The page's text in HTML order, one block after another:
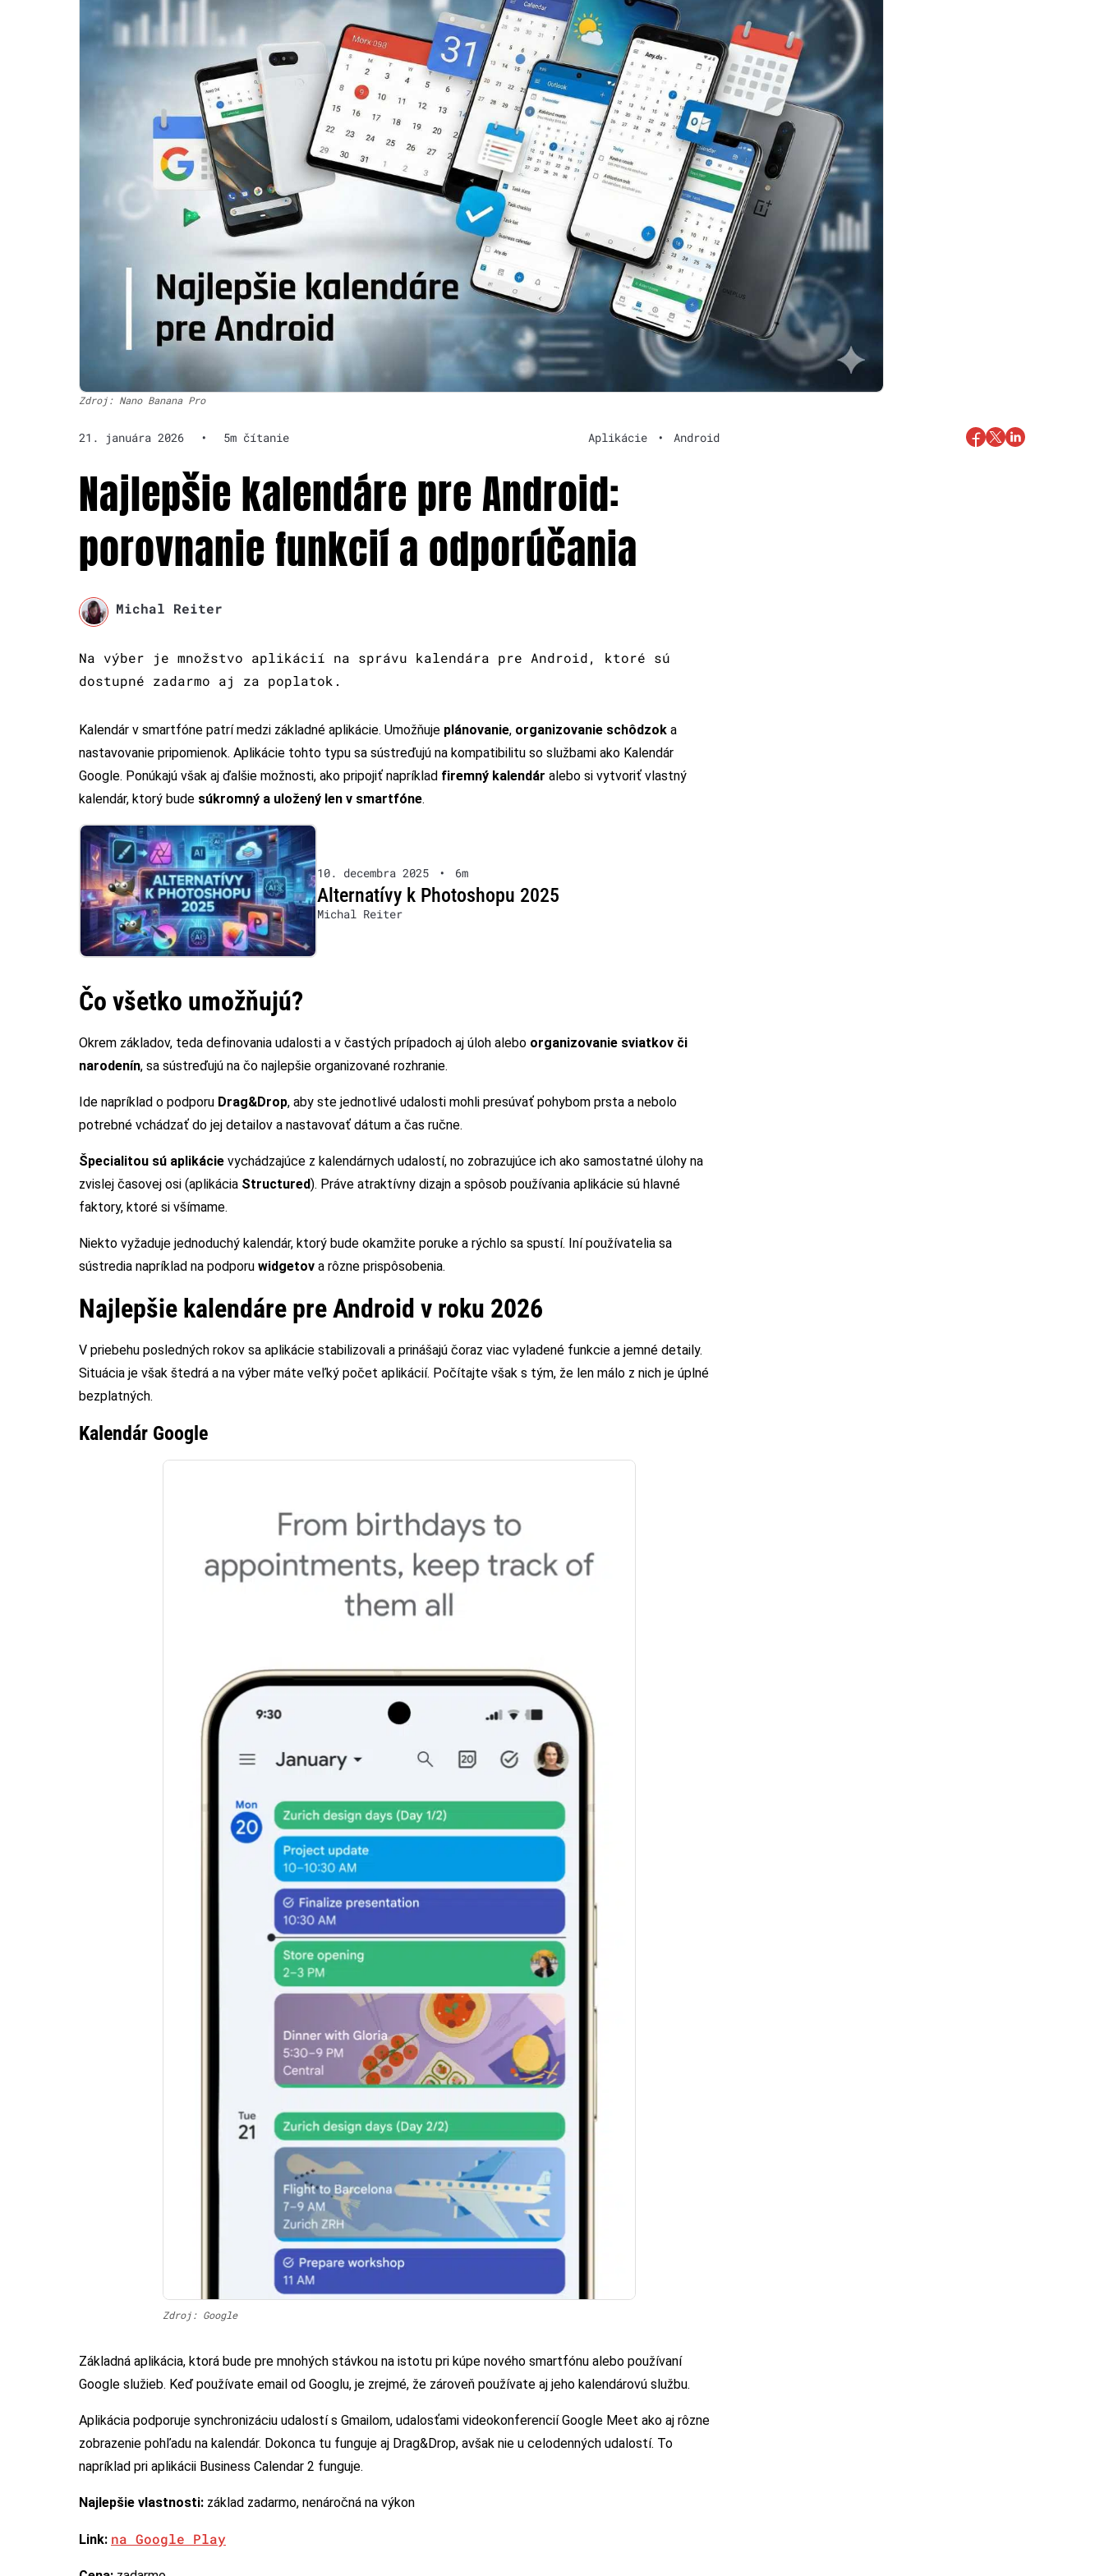
Zdroj: Nano Banana Pro
21. januára 2026 • 5m čítanie Aplikácie • Android
Najlepšie kalendáre pre Android:
porovnanie funkcií a odporúčania
Michal Reiter
Na výber je množstvo aplikácií na správu kalendára pre Android, ktoré sú
dostupné zadarmo aj za poplatok.
Kalendár v smartfóne patrí medzi základné aplikácie. Umožňuje plánovanie, organizovanie schôdzok a
nastavovanie pripomienok. Aplikácie tohto typu sa sústreďujú na kompatibilitu so službami ako Kalendár
Google. Ponúkajú však aj ďalšie možnosti, ako pripojiť napríklad firemný kalendár alebo si vytvoriť vlastný
kalendár, ktorý bude súkromný a uložený len v smartfóne.
10. decembra 2025 • 6m
Alternatívy k Photoshopu 2025
Michal Reiter
Čo všetko umožňujú?
Okrem základov, teda definovania udalosti a v častých prípadoch aj úloh alebo organizovanie sviatkov či
narodenín, sa sústreďujú na čo najlepšie organizované rozhranie.
Ide napríklad o podporu Drag&Drop, aby ste jednotlivé udalosti mohli presúvať pohybom prsta a nebolo
potrebné vchádzať do jej detailov a nastavovať dátum a čas ručne.
Špecialitou sú aplikácie vychádzajúce z kalendárnych udalostí, no zobrazujúce ich ako samostatné úlohy na
zvislej časovej osi (aplikácia Structured). Práve atraktívny dizajn a spôsob používania aplikácie sú hlavné
faktory, ktoré si všímame.
Niekto vyžaduje jednoduchý kalendár, ktorý bude okamžite poruke a rýchlo sa spustí. Iní používatelia sa
sústredia napríklad na podporu widgetov a rôzne prispôsobenia.
Najlepšie kalendáre pre Android v roku 2026
V priebehu posledných rokov sa aplikácie stabilizovali a prinášajú čoraz viac vyladené funkcie a jemné detaily.
Situácia je však štedrá a na výber máte veľký počet aplikácií. Počítajte však s tým, že len málo z nich je úplné
bezplatných.
Kalendár Google
Zdroj: Google
Základná aplikácia, ktorá bude pre mnohých stávkou na istotu pri kúpe nového smartfónu alebo používaní
Google služieb. Keď používate email od Googlu, je zrejmé, že zároveň používate aj jeho kalendárovú službu.
Aplikácia podporuje synchronizáciu udalostí s Gmailom, udalosťami videokonferencií Google Meet ako aj rôzne
zobrazenie pohľadu na kalendár. Dokonca tu funguje aj Drag&Drop, avšak nie u celodenných udalostí. To
napríklad pri aplikácii Business Calendar 2 funguje.
Najlepšie vlastnosti: základ zadarmo, nenáročná na výkon
Link: na Google Play